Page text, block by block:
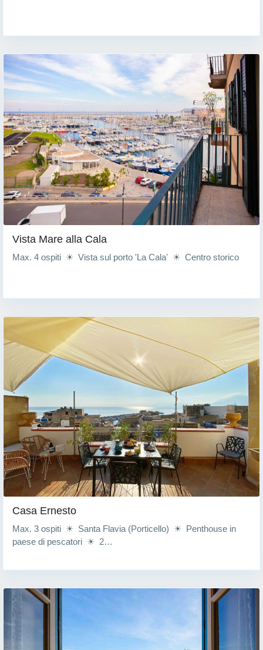
Vista Mare alla Cala
Max. 4 ospiti ☀ Vista sul porto 'La Cala' ☀ Centro storico
Casa Ernesto
Max. 3 ospiti ☀ Santa Flavia (Porticello) ☀ Penthouse in
paese di pescatori ☀ 2…